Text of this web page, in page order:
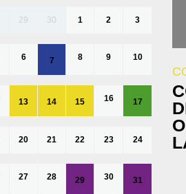
29 30 1 2 3
6 7 8 9 10
13 14 15 16 17
20 21 22 23 24
27 28 29 30 31